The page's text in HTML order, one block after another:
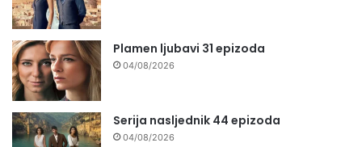
Plamen ljubavi 31 epizoda
04/08/2026
Serija nasljednik 44 epizoda
04/08/2026